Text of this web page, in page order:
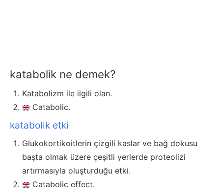
katabolik ne demek?
Katabolizm ile ilgili olan.
Catabolic.
katabolik etki
Glukokortikoitlerin çizgili kaslar ve bağ dokusu
başta olmak üzere çeşitli yerlerde proteolizi
artırmasıyla oluşturduğu etki.
Catabolic effect.